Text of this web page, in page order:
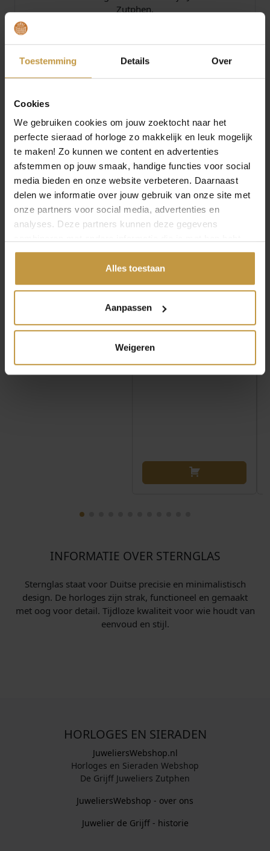
Toestemming Details Over
Cookies
We gebruiken cookies om jouw zoektocht naar het
perfecte sieraad of horloge zo makkelijk en leuk mogelijk
te maken! Zo kunnen we content en advertenties
afstemmen op jouw smaak, handige functies voor social
media bieden en onze website verbeteren. Daarnaast
delen we informatie over jouw gebruik van onze site met
onze partners voor social media, advertenties en
analyses. Deze partners kunnen deze gegevens
gedeeld of die ze hebben verzameld via jouw gebruik van
Alles toestaan
Aanpassen
Weigeren
Zutphen.
Specificaties
MEER VAN STERNGLAS
199,00
HERENHORLOGE S01-
Direct leverbaar, 1
werkdag
HERENHORLOGE S01-
Direct leverbaar, 1
werkdag
INFORMATIE OVER STERNGLAS
Sternglas staat voor Duitse precisie en minimalistisch
design. De horloges zijn strak, functioneel en gemaakt
met oog voor detail. Tijdloze kwaliteit voor wie houdt van
eenvoud en stijl.
HORLOGES EN SIERADEN
JuweliersWebshop.nl
Horloges en Sieraden Webshop
De Grijff Juweliers Zutphen
JuweliersWebshop - over ons
Juwelier de Grijff - historie